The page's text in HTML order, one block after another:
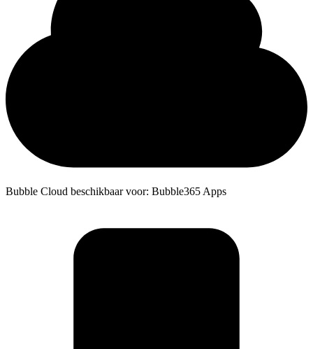
Bubble Cloud beschikbaar voor: Bubble365 Apps